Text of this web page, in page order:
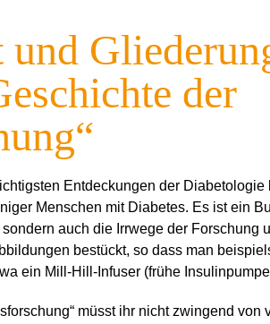
der
Entdeckungen der
Menschen mit Diabetes. Es ist ein
auch die Irrwege der Forschung
bestückt, so dass man
ein Mill-Hill-Infuser (frühe
müsst ihr nicht zwingend von